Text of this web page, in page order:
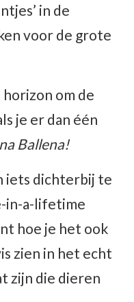
in de
voor de grote
om de
je er dan één
Ballena!
iets dichterbij te
in-a-lifetime
hoe je het ook
zien in het echt
zijn die dieren